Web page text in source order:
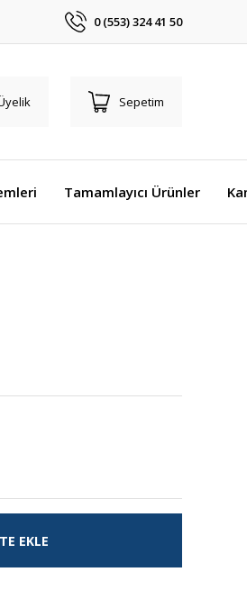
0 (553) 324 41 50
Sepetim
Tamamlayıcı Ürünler
EKLE